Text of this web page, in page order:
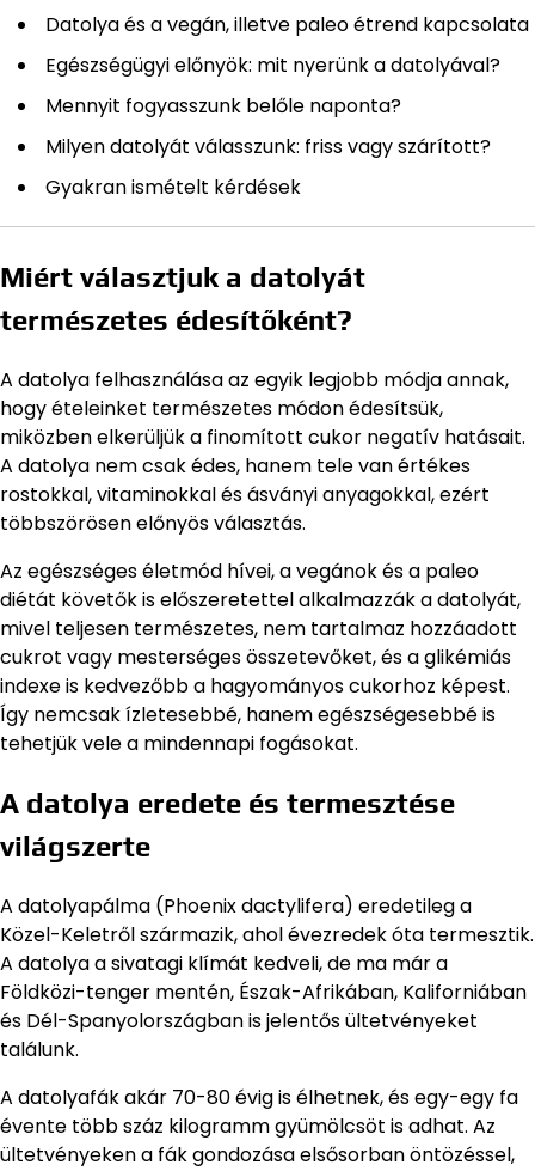
Datolya és a vegán, illetve paleo étrend kapcsolata
Egészségügyi előnyök: mit nyerünk a datolyával?
Mennyit fogyasszunk belőle naponta?
Milyen datolyát válasszunk: friss vagy szárított?
Gyakran ismételt kérdések
Miért választjuk a datolyát
természetes édesítőként?
A datolya felhasználása az egyik legjobb módja annak,
hogy ételeinket természetes módon édesítsük,
miközben elkerüljük a finomított cukor negatív hatásait.
A datolya nem csak édes, hanem tele van értékes
rostokkal, vitaminokkal és ásványi anyagokkal, ezért
többszörösen előnyös választás.
Az egészséges életmód hívei, a vegánok és a paleo
diétát követők is előszeretettel alkalmazzák a datolyát,
mivel teljesen természetes, nem tartalmaz hozzáadott
cukrot vagy mesterséges összetevőket, és a glikémiás
indexe is kedvezőbb a hagyományos cukorhoz képest.
Így nemcsak ízletesebbé, hanem egészségesebbé is
tehetjük vele a mindennapi fogásokat.
A datolya eredete és termesztése
világszerte
A datolyapálma (Phoenix dactylifera) eredetileg a
Közel-Keletről származik, ahol évezredek óta termesztik.
A datolya a sivatagi klímát kedveli, de ma már a
Földközi-tenger mentén, Észak-Afrikában, Kaliforniában
és Dél-Spanyolországban is jelentős ültetvényeket
találunk.
A datolyafák akár 70-80 évig is élhetnek, és egy-egy fa
évente több száz kilogramm gyümölcsöt is adhat. Az
ültetvényeken a fák gondozása elsősorban öntözéssel,